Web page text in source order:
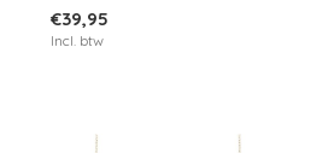
€39,95
Incl. btw